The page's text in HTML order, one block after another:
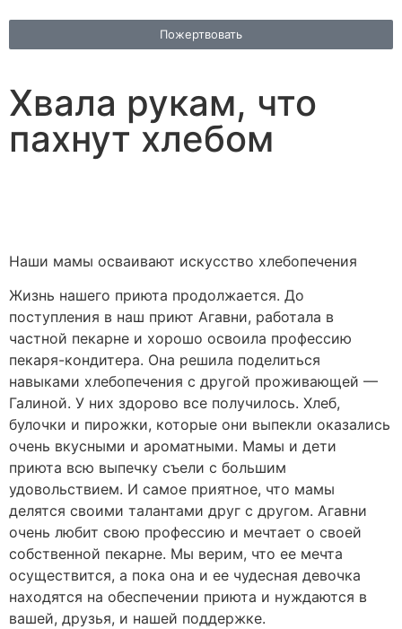
Пожертвовать
Хвала рукам, что
пахнут хлебом
Наши мамы осваивают искусство хлебопечения
Жизнь нашего приюта продолжается. До
поступления в наш приют Агавни, работала в
частной пекарне и хорошо освоила профессию
пекаря-кондитера. Она решила поделиться
навыками хлебопечения с другой проживающей —
Галиной. У них здорово все получилось. Хлеб,
булочки и пирожки, которые они выпекли оказались
очень вкусными и ароматными. Мамы и дети
приюта всю выпечку съели с большим
удовольствием. И самое приятное, что мамы
делятся своими талантами друг с другом. Агавни
очень любит свою профессию и мечтает о своей
собственной пекарне. Мы верим, что ее мечта
осуществится, а пока она и ее чудесная девочка
находятся на обеспечении приюта и нуждаются в
вашей, друзья, и нашей поддержке.